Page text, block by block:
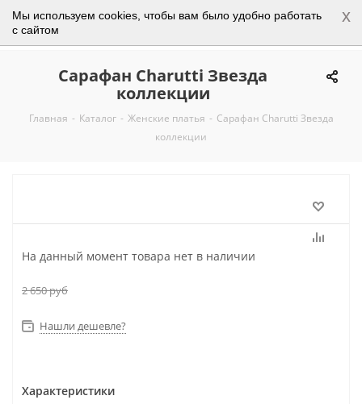
Мы используем cookies, чтобы вам было удобно работать
с сайтом
x
0
Сарафан Charutti Звезда
коллекции
Главная - Каталог - Женские платья - Сарафан Charutti Звезда
коллекции
На данный момент товара нет в наличии
2 650руб
Нашли дешевле?
Характеристики